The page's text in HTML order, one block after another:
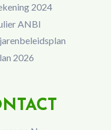
2024
ANBI
2026